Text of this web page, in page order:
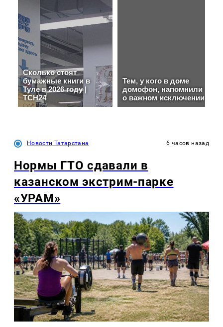
Новости Татарстана 6 часов назад
Нормы ГТО сдавали в
казанском экстрим-парке
«УРАМ»